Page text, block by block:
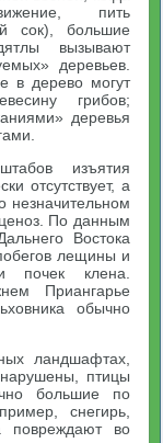
пить
сок), большие
вызывают
деревьев.
в дерево могут
грибов;
деревья
изъятия
отсутствует, а
незначительном
По данным
Востока
лещины и
почек клена.
Приангарье
обычно
ландшафтах,
нарушены, птицы
большие по
снегирь,
повреждают во